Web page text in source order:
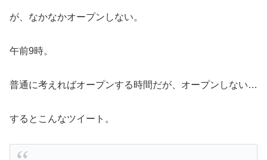
が、なかなかオープンしない。
午前9時。
普通に考えればオープンする時間だが、オープンしない…
するとこんなツイート。